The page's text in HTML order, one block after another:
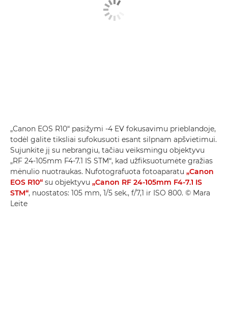
„Canon EOS R10“ pasižymi -4 EV fokusavimu prieblandoje,
todėl galite tiksliai sufokusuoti esant silpnam apšvietimui.
Sujunkite jį su nebrangiu, tačiau veiksmingu objektyvu
„RF 24-105mm F4-7.1 IS STM“, kad užfiksuotumėte gražias
mėnulio nuotraukas. Nufotografuota fotoaparatu „Canon
EOS R10“ su objektyvu „Canon RF 24-105mm F4-7.1 IS
STM“, nuostatos: 105 mm, 1/5 sek., f/7,1 ir ISO 800. © Mara
Leite